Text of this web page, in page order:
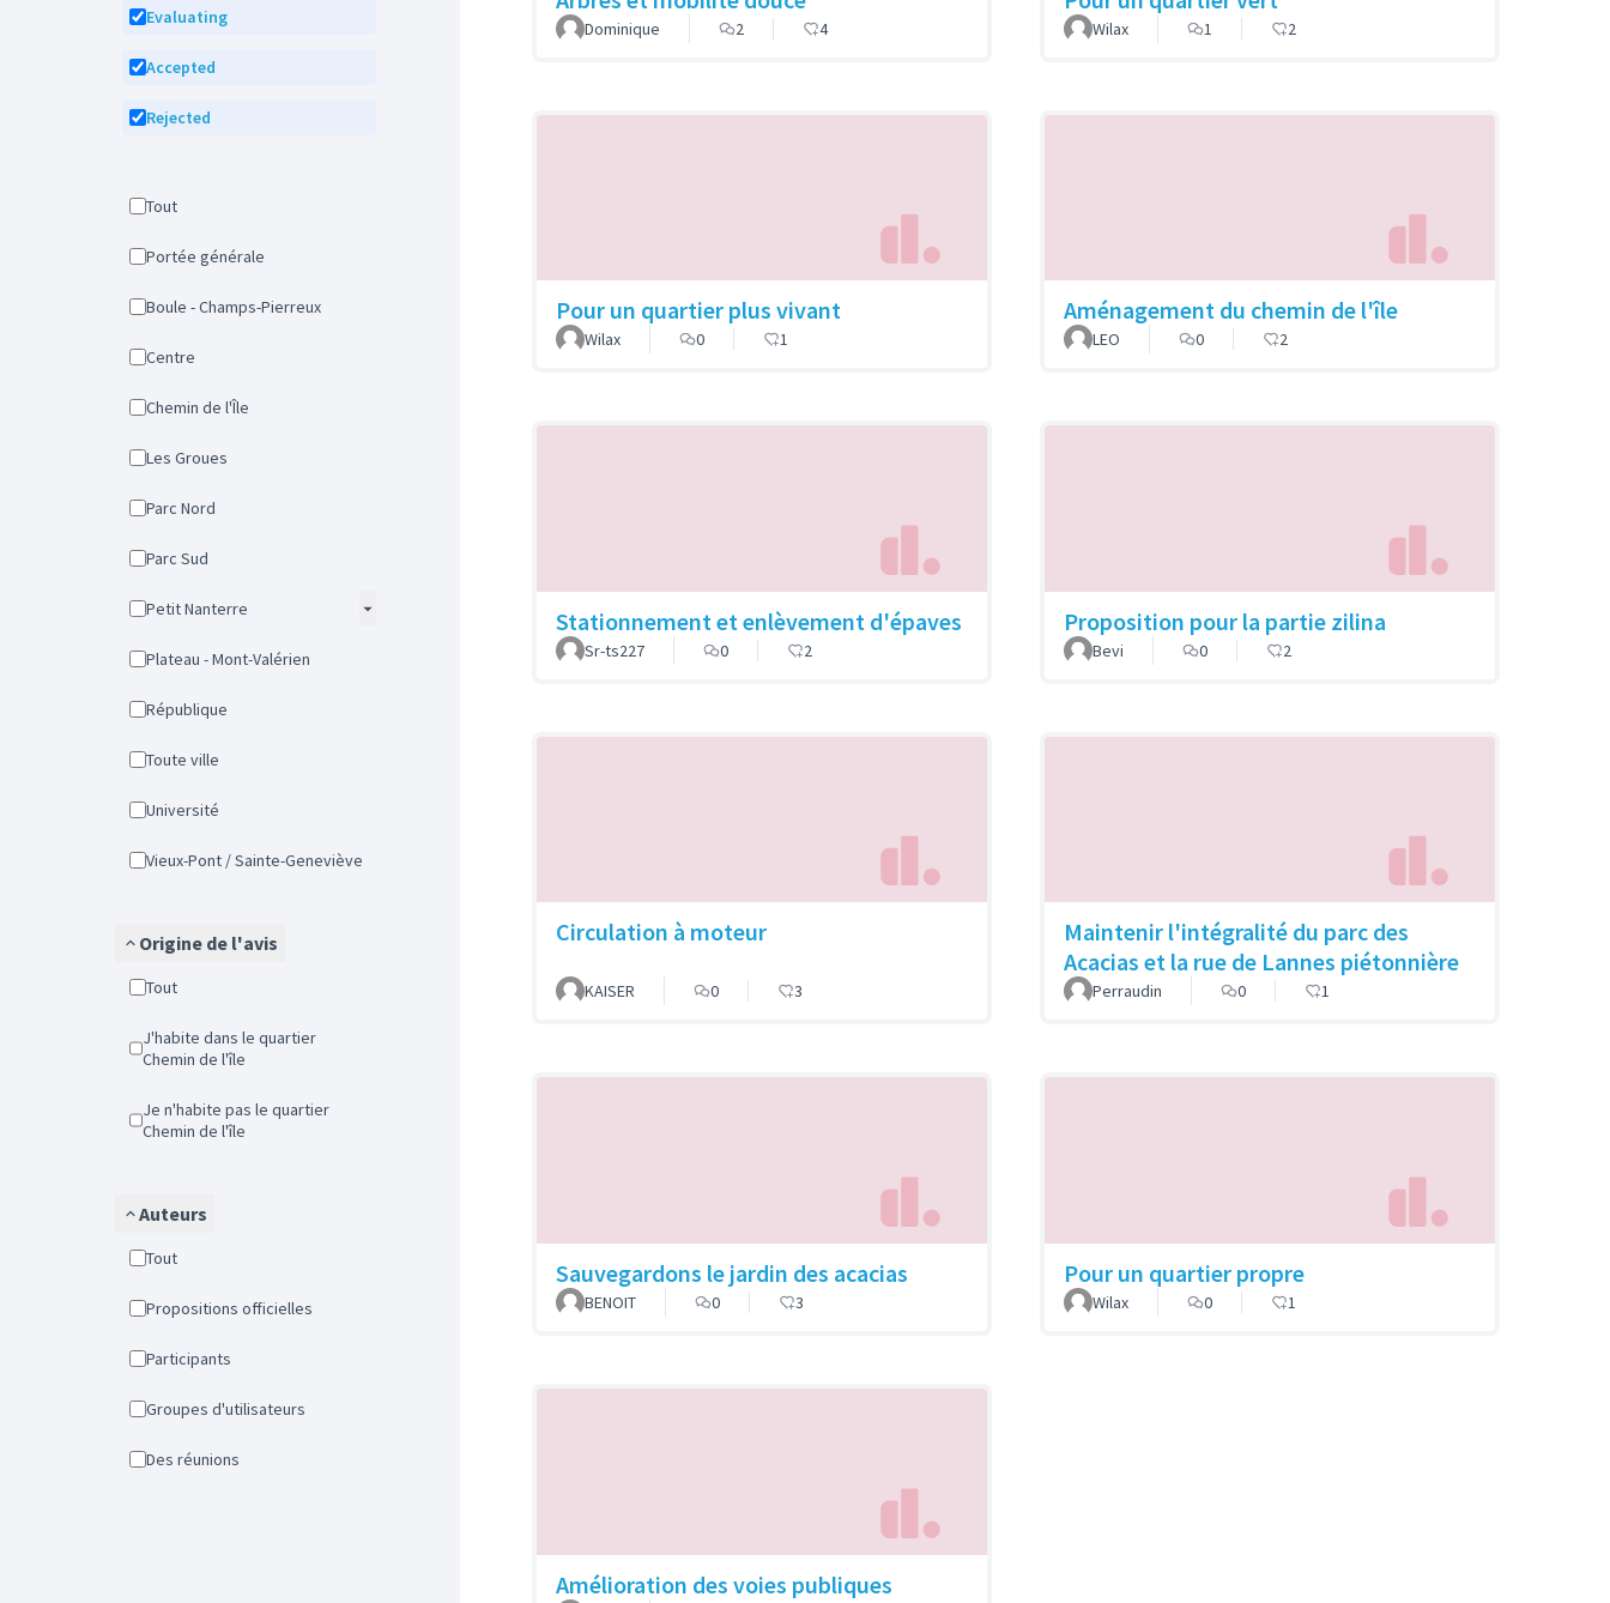
Evaluating
Accepted
Rejected
Tout
Portée générale
Boule - Champs-Pierreux
Centre
Chemin de l'Île
Les Groues
Parc Nord
Parc Sud
Petit Nanterre
Plateau - Mont-Valérien
République
Toute ville
Université
Vieux-Pont / Sainte-Geneviève
Origine de l'avis
Tout
J'habite dans le quartier
Chemin de l'île
Je n'habite pas le quartier
Chemin de l'île
Auteurs
Tout
Propositions officielles
Participants
Groupes d'utilisateurs
Des réunions
Dominique 2 4 Wilax 1 2
Pour un quartier plus vivant
Wilax 0 1
Aménagement du chemin de l'île
LEO 0 2
Stationnement et enlèvement d'épaves
Sr-ts227 0 2
Proposition pour la partie zilina
Bevi 0 2
Circulation à moteur
KAISER 0 3
Maintenir l'intégralité du parc des
Acacias et la rue de Lannes piétonnière
Perraudin 0 1
Sauvegardons le jardin des acacias
BENOIT 0 3
Pour un quartier propre
Wilax 0 1
Amélioration des voies publiques